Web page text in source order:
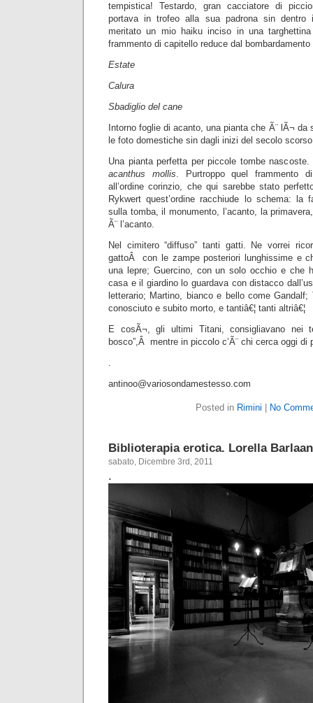
tempistica! Testardo, gran cacciatore di
portava in trofeo alla sua padrona sin
meritato un mio haiku inciso in una
frammento di capitello reduce dal
Estate
Calura
Sbadiglio del cane
Intorno foglie di acanto, una pianta che Ã¨ lÃ¬
le foto domestiche sin dagli inizi del secolo
Una pianta perfetta per piccole tombe
acanthus mollis. Purtroppo quel frammento
all’ordine corinzio, che qui sarebbe stato
Rykwert quest’ordine racchiude lo schema: la
sulla tomba, il monumento, l’acanto, la
Ã¨ l’acanto.
Nel cimitero “diffuso” tanti gatti. Ne vorrei
gattoÂ con le zampe posteriori lunghissime e
una lepre; Guercino, con un solo occhio e che
casa e il giardino lo guardava con distacco
letterario; Martino, bianco e bello come Gandalf;
conosciuto e subito morto, e tantiâ€¦ tanti altriâ€¦
E cosÃ¬, gli ultimi Titani, consigliavano nei
bosco”,Â mentre in piccolo c’Ã¨ chi cerca oggi di
.
antinoo@variosondamestesso.com
Posted in Rimini No
Biblioterapia erotica. Lorella Barlaan
sabato, Dicembre 3rd, 2011
.